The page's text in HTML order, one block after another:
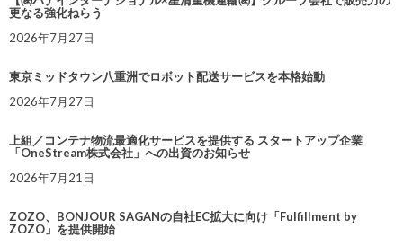
更なる強化ねらう
2026年7月27日
東京ミッドタウン八重洲でロボット配送サービスを本格始動
2026年7月27日
上組／コンテナ物流最適化サービスを提供する スタートアップ企業
「OneStream株式会社」への出資のお知らせ
2026年7月21日
ZOZO、BONJOUR SAGANの自社EC拡大に向け「Fulfillment by
ZOZO」を提供開始